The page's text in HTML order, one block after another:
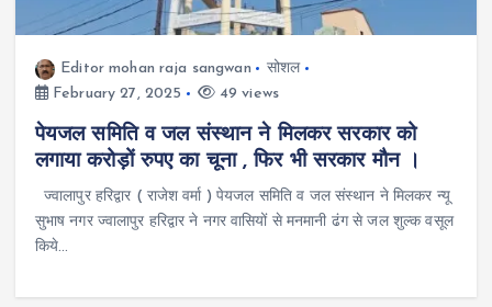
Editor mohan raja sangwan
सोशल
February 27, 2025
49 views
पेयजल समिति व जल संस्थान ने मिलकर सरकार को
लगाया करोड़ों रुपए का चूना , फिर भी सरकार मौन ।
ज्वालापुर हरिद्वार ( राजेश वर्मा ) पेयजल समिति व जल संस्थान ने मिलकर न्यू
सुभाष नगर ज्वालापुर हरिद्वार ने नगर वासियों से मनमानी ढंग से जल शुल्क वसूल
किये…